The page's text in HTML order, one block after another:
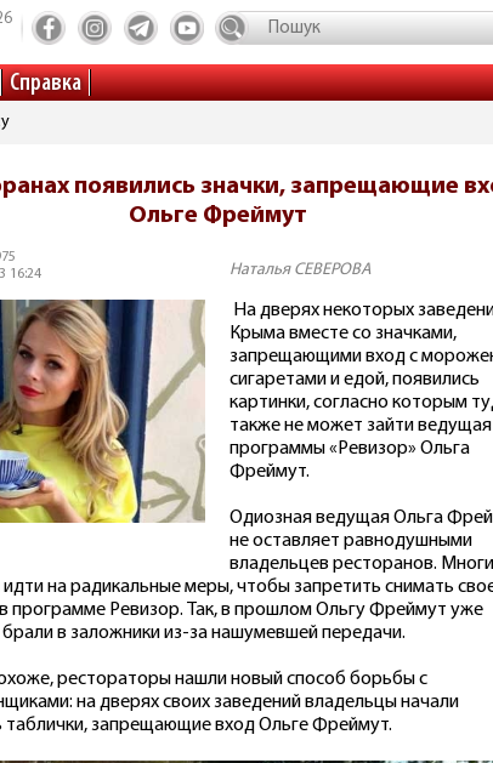
Справка
появились значки, запрещающие
Ольге Фреймут
16:24
Наталья СЕВЕРОВА
На дверях некоторых
Крыма вместе со значками,
запрещающими вход с
сигаретами и едой, появились
картинки, согласно которым
также не может зайти ведущая
программы «Ревизор» Ольга
Фреймут.
Одиозная ведущая Ольга
не оставляет равнодушными
владельцев ресторанов.
идти на радикальные меры, чтобы запретить снимать
программе Ревизор. Так, в прошлом Ольгу Фреймут уже
брали в заложники из-за нашумевшей передачи.
рестораторы нашли новый способ борьбы с
на дверях своих заведений владельцы начали
запрещающие вход Ольге Фреймут.